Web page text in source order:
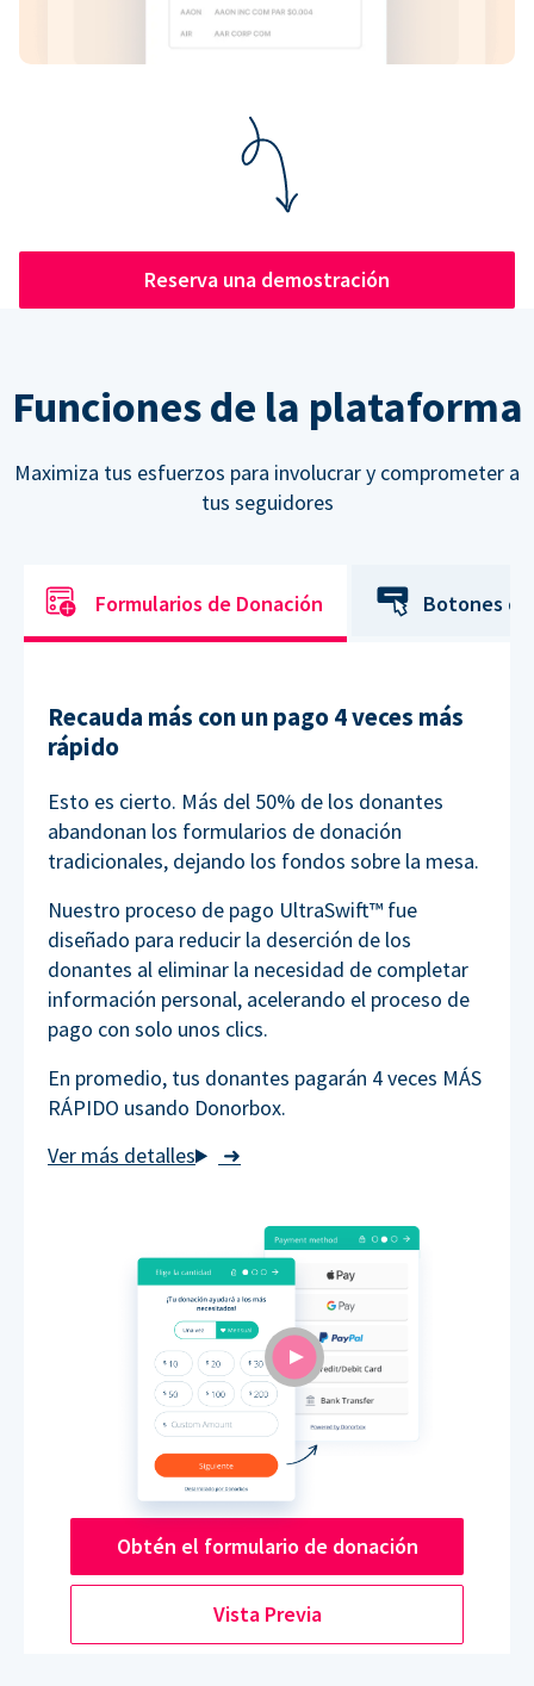
Reserva una demostración
Funciones de la plataforma
Maximiza tus esfuerzos para involucrar y comprometer a
tus seguidores
Formularios de Donación Botones
Recauda más con un pago 4 veces más
rápido
➜
Esto es cierto. Más del 50% de los donantes
abandonan los formularios de donación
tradicionales, dejando los fondos sobre la mesa.
Nuestro proceso de pago UltraSwift™ fue
diseñado para reducir la deserción de los
donantes al eliminar la necesidad de completar
información personal, acelerando el proceso de
pago con solo unos clics.
En promedio, tus donantes pagarán 4 veces MÁS
RÁPIDO usando Donorbox.
Obtén el formulario de donación
Vista Previa